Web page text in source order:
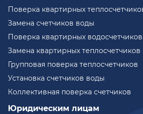
Поверка квартирных
Замена счетчиков воды
Поверка квартирных водосчетчиков
Замена квартирных теплосчетчиков
Групповая поверка теплосчетчиков
Установка счетчиков воды
Коллективная поверка счетчиков
Юридическим лицам